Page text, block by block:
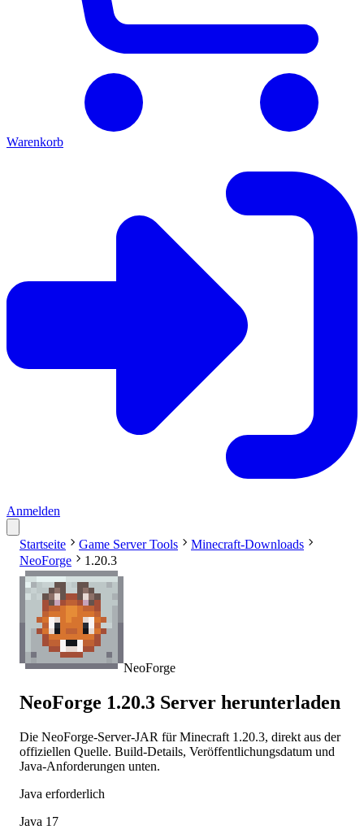
Warenkorb
Anmelden
Startseite Game Server Tools
Minecraft-Downloads
NeoForge
1.20.3
NeoForge
NeoForge 1.20.3 Server herunterladen
Die NeoForge-Server-JAR für Minecraft 1.20.3, direkt aus der
offiziellen Quelle. Build-Details, Veröffentlichungsdatum und
Java-Anforderungen unten.
Java erforderlich
Java 17